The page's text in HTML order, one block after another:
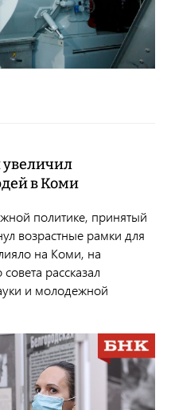
увеличил
в Коми
политике, принятый
возрастные рамки для
на Коми, на
рассказал
и молодежной